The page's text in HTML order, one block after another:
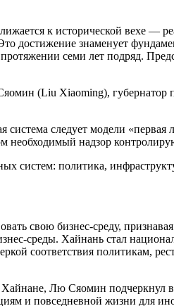
к исторической вехе —
достижение знаменует
семи лет подряд.
(Liu Xiaoming), губернатор
следует модели
необходимый надзор
систем: политика,
свою бизнес-среду,
среды. Хайнань стал
соответствия политикам,
Лю Сяомин
и повседневной жизни для